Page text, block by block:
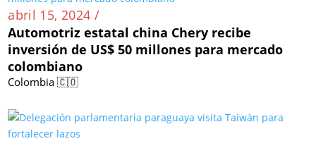
abril 15, 2024 /
Automotriz estatal china Chery recibe
inversión de US$ 50 millones para mercado
colombiano
Colombia 🇨🇴